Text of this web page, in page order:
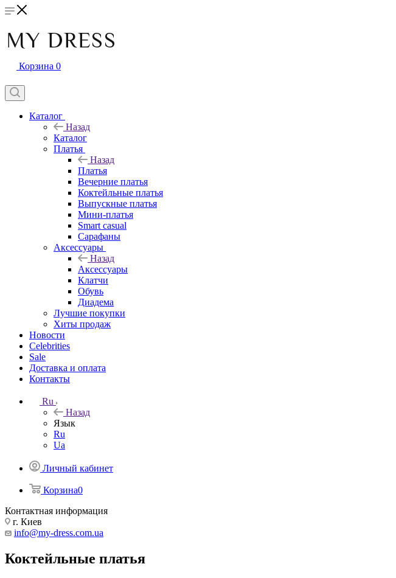
Корзина 0
Каталог
Назад
Каталог
Платья
Назад
Платья
Вечерние платья
Коктейльные платья
Выпускные платья
Мини-платья
Smart casual
Сарафаны
Аксессуары
Назад
Аксессуары
Клатчи
Обувь
Диадема
Лучшие покупки
Хиты продаж
Новости
Celebrities
Sale
Доставка и оплата
Контакты
Ru
Назад
Язык
Ru
Ua
Личный кабинет
Корзина0
Контактная информация
г. Киев
info@my-dress.com.ua
Коктейльные платья